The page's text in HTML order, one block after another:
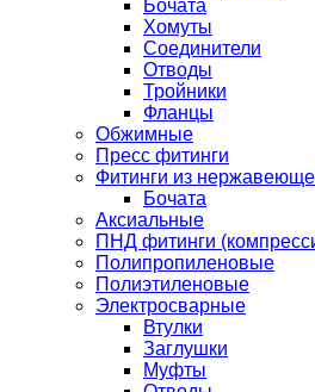
Бочата
Хомуты
Соединители
Отводы
Тройники
Фланцы
Обжимные
Пресс фитинги
Фитинги из
Бочата
Аксиальные
ПНД фитинги
Полипропиленовые
Полиэтиленовые
Электросварные
Втулки
Заглушки
Муфты